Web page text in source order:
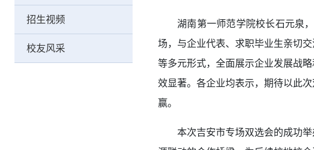
招生视频
校友风采
湖南第一师范学院校长石元泉
场，与企业代表、求职毕业生亲切
等多元形式，全面展示企业发展战
效显著。各企业均表示，期待以此
赢。
本次吉安市专场双选会的成功